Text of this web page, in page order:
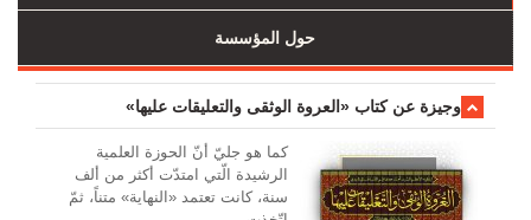
حول المؤسسة
وجیزة عن کتاب «العروة الوثقی والتعلیقات علیها»
کما هو جليّ أنّ الحوزة العلمیة
الرشیدة الّتي امتدّت أكثر من ألف
سنة، كانت تعتمد «النهاية» متناً، ثمّ